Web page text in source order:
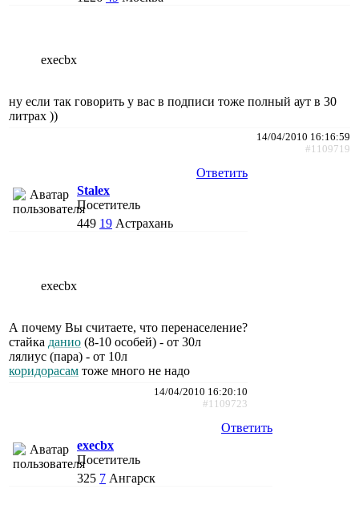
execbx
ну если так говорить у вас в подписи тоже полный аут в 30
литрах ))
14/04/2010 16:16:59
#1109719
Ответить
Stalex
Посетитель
449 19 Астрахань
execbx
А почему Вы считаете, что перенаселение?
стайка данио (8-10 особей) - от 30л
лялиус (пара) - от 10л
коридорасам тоже много не надо
14/04/2010 16:20:10
#1109723
Ответить
execbx
Посетитель
325 7 Ангарск